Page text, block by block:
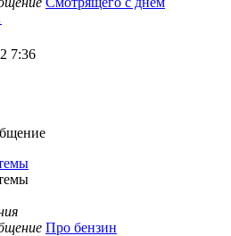
7:36
Про бензин